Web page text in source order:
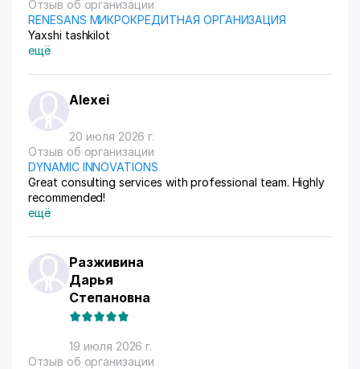
Отзыв об организации
RENESANS МИКРОКРЕДИТНАЯ ОРГАНИЗАЦИЯ
Yaxshi tashkilot
ещё
Alexei
20 июля 2026 г.
Отзыв об организации
DYNAMIC INNOVATIONS
Great consulting services with professional team. Highly
recommended!
ещё
Разживина
Дарья
Степановна
19 июля 2026 г.
Отзыв об организации